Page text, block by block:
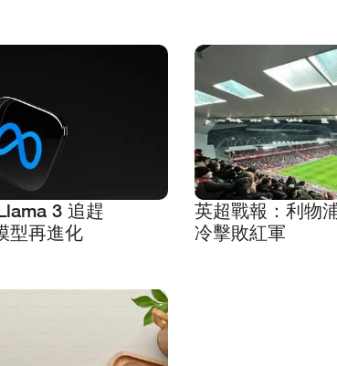
3 追趕
型再進化
英超戰報：利物
冷擊敗紅軍